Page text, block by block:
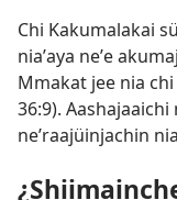
Chi Kakumalakai
niaʼaya neʼe
Mmakat jee nia
36:9).
neʼraajüinjachin